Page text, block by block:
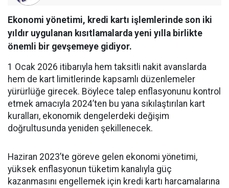
Ekonomi yönetimi, kredi kartı işlemlerinde son iki
yıldır uygulanan kısıtlamalarda yeni yılla birlikte
önemli bir gevşemeye gidiyor.
1 Ocak 2026 itibarıyla hem taksitli nakit avanslarda
hem de kart limitlerinde kapsamlı düzenlemeler
yürürlüğe girecek. Böylece talep enflasyonunu kontrol
etmek amacıyla 2024’ten bu yana sıkılaştırılan kart
kuralları, ekonomik dengelerdeki değişim
doğrultusunda yeniden şekillenecek.
Haziran 2023’te göreve gelen ekonomi yönetimi,
yüksek enflasyonun tüketim kanalıyla güç
kazanmasını engellemek için kredi kartı harcamalarına